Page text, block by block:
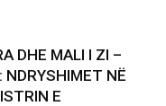
DHE MALI I ZI –
NDRYSHIMET NË
E